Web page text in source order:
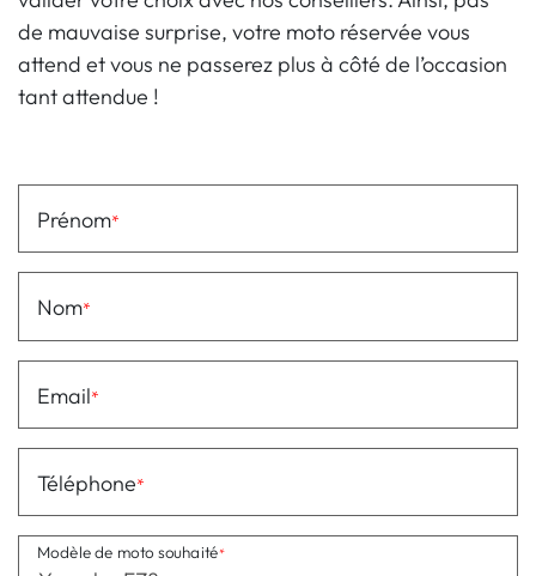
de mauvaise surprise, votre moto réservée vous
attend et vous ne passerez plus à côté de l’occasion
tant attendue !
Prénom
Nom
Email
Téléphone
Modèle de moto souhaité